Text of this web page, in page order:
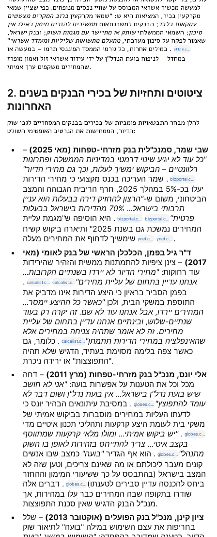
למעשה מכשיר אשראי המבוסס על שוויי נכסים מנופחים. כפי שציין שמאי
מקרקעין בכיר, המציאות היא ש: "שמאי מקרקעין ברוב המקרים מצטטים
עסקאות בלבד; הבנקים למשכנתאותממשיכים להזרים מימון כאילו אין
סיכון; השמאי הממשלתישותק או מתיישר עם מגמות השוק; ובנק ישראל,
שאמור לפקח על סיכון מערכתי,מתעלם מתשואות שליליות ומעודד אשראי”
etkin.co.il
. במילים אחרות, כל גורמי הממסד הפיננסי תרמו – במעשה או
במחדל – לניפוח בועת הנדל"ן על ידי עידוד אשראי זול ואמון מופרז
שהמחירים משקפים ערך אמיתי.
2. ציטוטים ותחזיות של בכירי הבנקים בשנים
האחרונות
להלן מבחר התבטאויות פומביות של בכירים בבנקים המסחריים לגבי שוק
הדיור, הממחישות את הנרטיב האופטימי השולט:
שבי שמר, סמנכ"לית בנק מזרחי-טפחות (מאי 2025)
–
"כל עוד לא יגיע שינוי דרמטי במדיניות הממשלה ופתרונות
רלוונטיים – הביקוש ימשיך לעלות, וכך גם מחירי הדיור"
bizportal.co.il
. שמר העריכה בכנס מקצועי כי מחירי הדירות
יעלו בכ-5% במהלך 2025, חרף הריבית הגבוהה והמצב
הביטחוני, משום ש-“הרצון להחזיק דירה בבעלות הוא עניין
תרבותי בישראל... 70% מהדירות בישראל בבעלות
פרטית”
bizportal.co.il
. היא הוסיפה ש"מגמת עליית
המחירים נמשכת גם בשנת 2025" ותיארה ביקוש קשיח
שימשיך לדחוף את המחירים מעלה
ynet.co.il ynet.co.il .
ד"ר גיל בפמן, הכלכלן הראשי של בנק לאומי (מאי
2017)
– צינן ציפיות להתמתנות ממשית והזהיר שהירידות
עוד רחוקות:"מחירי הדיור לא יירדו בשנתיים הקרובות...
אנחנו עדיין בתחום של עליית מחירים"
calcalist.co.il
.
בפמן הסביר בראיון כי היצע הדירות אינו מדביק את
התוספת במשקי הבית, ולכן"כאשר כל ההיצע יימסר...
המחירים יירדו, אבל אנחנו עוד לא שם. זה יקרה רק בעוד
שנתיים-שלוש, ובינתיים אנחנו עדיין בתחום של עליית
מחירים. זה לא אומר שתהיה צניחה במחירים אלא
שהאינפלציה במחירי הדירות תתמתן"calcalist.co.il
. כלומר, גם
כאשר צפה בלימה מסוימת בעתיד, הדגיש שלא תהיה
"התפוצצות" או ירידה ניכרת.
אלי יונס, מנכ"ל בנק מזרחי-טפחות (מרץ 2011)
– דחה
מכל וכל את הטענות על אפשרות בועה:"אני לא חושב
שיש בועת נדל"ן בישראל... אין בועת נדל"ן ושום דבר לא
עומד להתפוצץ"
. במסיבת עיתונאים הבהיר יונס כי
לדעתו העליות במחירים מוסברות בביקוש אמיתי של
משקי בית לעומת היצע קרקעות ותהליכי תכנון איטיים מדי
globes.co.il
."יש ביקוש אמיתי... ומולו מלאי קרקעות שמתווסף
בקצב איטי... צריך להתייחס בזהירות לאופן בו השוק
מתנהל"
. הוא אף הגדיר"בועה" כמצב שבו אנשים
קונים מעבר ליכולתם או מה שאינם צריכים, וטען שזה לא
המצב בישראל (בהתבסס על כך ששיעורי המימון וההחזר
ביחס להכנסה עדיין סבירים לטענתו) globes.co.il
. דברים אלה
שודרו בתקופה שבה המחירים כבר עלו במהירות, אך
מנכ"ל הבנק הדגיש שאין סכנת התפוצצות.
ציון קינן, מנכ"ל בנק הפועלים (אוקטובר 2013)
– שלל
בחריפות את עצם השימוש במילה "בועה" לתיאור שוק